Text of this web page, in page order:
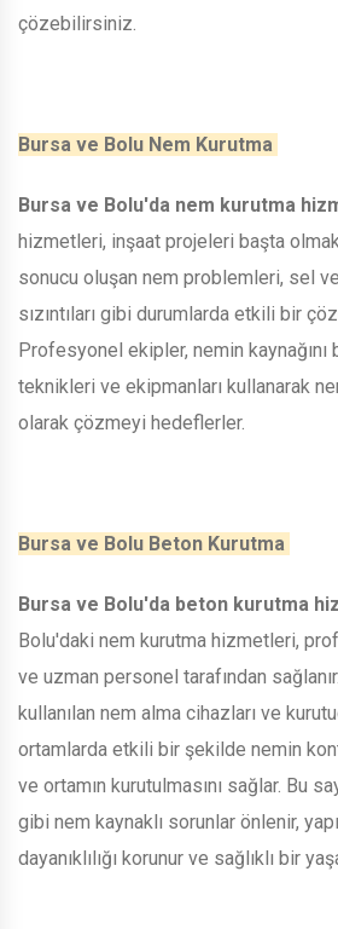
çözebilirsiniz.
Bursa ve Bolu Nem Kurutma
Bursa ve Bolu'da nem kurutma
hizmetleri, inşaat projeleri başta
sonucu oluşan nem problemleri, sel ve
sızıntıları gibi durumlarda etkili bir
Profesyonel ekipler, nemin
teknikleri ve ekipmanları kullanarak
olarak çözmeyi hedeflerler.
Bursa ve Bolu Beton Kurutma
Bursa ve Bolu'da beton kurutma
Bolu'daki nem kurutma hizmetleri,
ve uzman personel tarafından
kullanılan nem alma cihazları ve
ortamlarda etkili bir şekilde nemin
ve ortamın kurutulmasını sağlar. Bu
gibi nem kaynaklı sorunlar önlenir,
dayanıklılığı korunur ve sağlıklı bir